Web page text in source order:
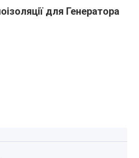
для Генератора